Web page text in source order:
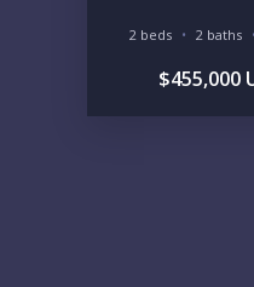
2 beds 2 baths
$455,000